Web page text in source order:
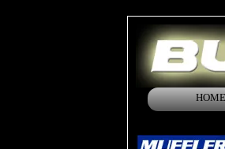
HOME